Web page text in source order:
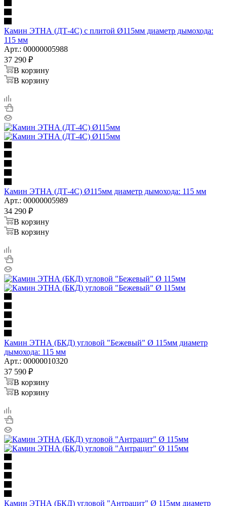
Камин ЭТНА (ДТ-4С) с плитой Ø115мм диаметр дымохода:
115 мм
Арт.: 00000005988
37 290 ₽
В корзину
В корзину
Камин ЭТНА (ДТ-4С) Ø115мм диаметр дымохода: 115 мм
Арт.: 00000005989
34 290 ₽
В корзину
В корзину
Камин ЭТНА (БКД) угловой "Бежевый" Ø 115мм диаметр
дымохода: 115 мм
Арт.: 00000010320
37 590 ₽
В корзину
В корзину
Камин ЭТНА (БКД) угловой "Антрацит" Ø 115мм диаметр